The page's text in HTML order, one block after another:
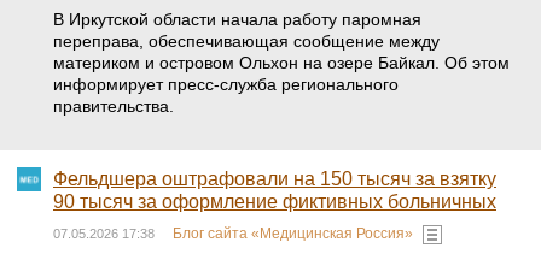
В Иркутской области начала работу паромная
переправа, обеспечивающая сообщение между
материком и островом Ольхон на озере Байкал. Об этом
информирует пресс-служба регионального
правительства.
Фельдшера оштрафовали на 150 тысяч за взятку
90 тысяч за оформление фиктивных больничных
07.05.2026 17:38 Блог сайта «Медицинская Россия»